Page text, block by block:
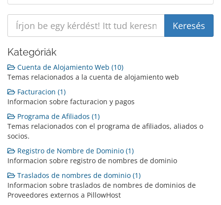
Kategóriák
Cuenta de Alojamiento Web (10)
Temas relacionados a la cuenta de alojamiento web
Facturacion (1)
Informacion sobre facturacion y pagos
Programa de Afiliados (1)
Temas relacionados con el programa de afiliados, aliados o
socios.
Registro de Nombre de Dominio (1)
Informacion sobre registro de nombres de dominio
Traslados de nombres de dominio (1)
Informacion sobre traslados de nombres de dominios de
Proveedores externos a PillowHost